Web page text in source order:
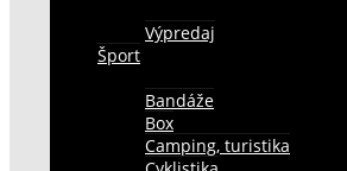
Výpredaj
Šport
Bandáže
Box
Camping, turistika